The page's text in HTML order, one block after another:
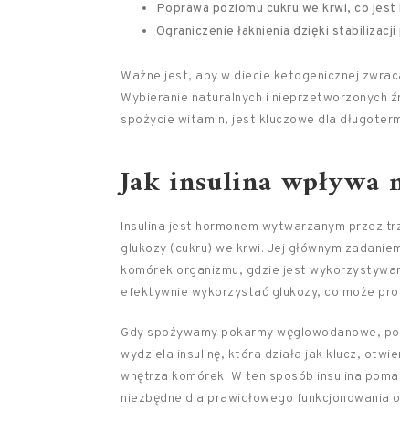
Poprawa poziomu cukru we krwi, co
Ograniczenie łaknienia dzięki
Ważne jest, aby w diecie ketogenicznej
Wybieranie naturalnych i nieprzetworzonych
spożycie witamin, jest kluczowe dla
Jak insulina wpływa
Insulina jest hormonem wytwarzanym przez
glukozy (cukru) we krwi. Jej głównym
komórek organizmu, gdzie jest
efektywnie wykorzystać glukozy, co może
Gdy spożywamy pokarmy węglowodanowe,
wydziela insulinę, która działa jak klucz,
wnętrza komórek. W ten sposób insulina
niezbędne dla prawidłowego funkcjonowania